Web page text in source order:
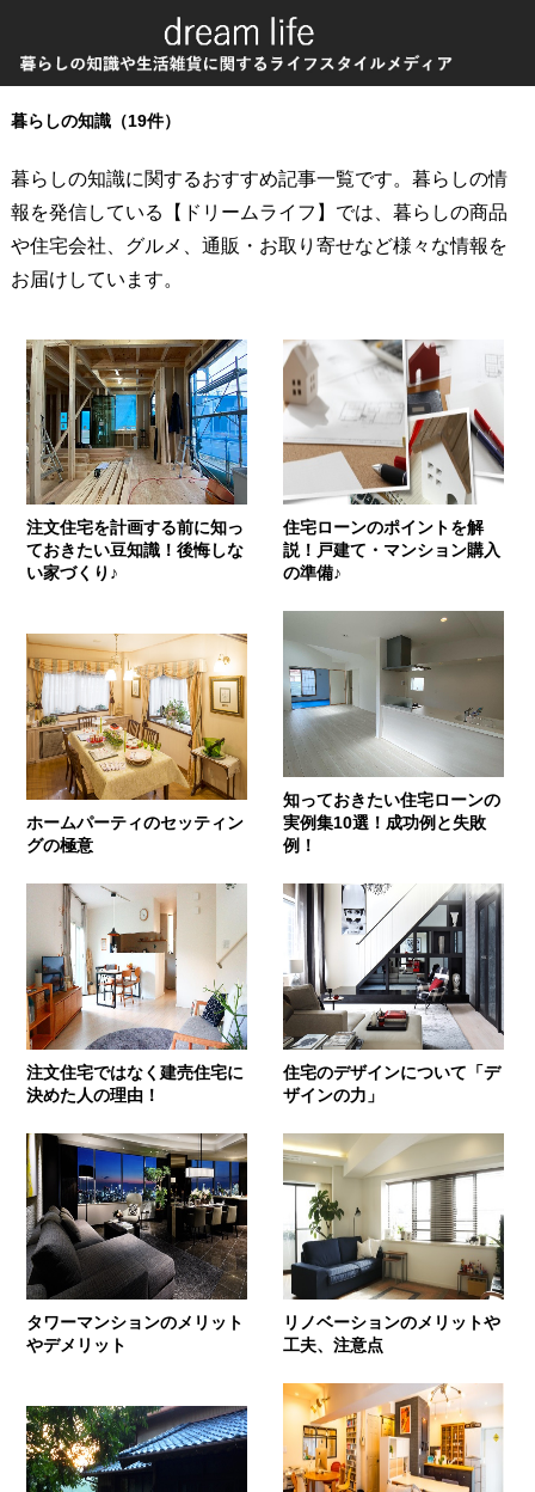
暮らしの知識（19件）
暮らしの知識に関するおすすめ記事一覧です。暮らしの情
報を発信している【ドリームライフ】では、暮らしの商品
や住宅会社、グルメ、通販・お取り寄せなど様々な情報を
お届けしています。
注文住宅を計画する前に知っ
ておきたい豆知識！後悔しな
い家づくり♪
住宅ローンのポイントを解
説！戸建て・マンション購入
の準備♪
ホームパーティのセッティン
グの極意
知っておきたい住宅ローンの
実例集10選！成功例と失敗
例！
注文住宅ではなく建売住宅に
決めた人の理由！
住宅のデザインについて「デ
ザインの力」
タワーマンションのメリット
やデメリット
リノベーションのメリットや
工夫、注意点